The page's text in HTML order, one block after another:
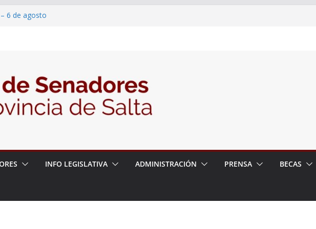
6 de agosto
– 06/08/26 – Créase el Ente Salteño
Vegetal
INFO LEGISLATIVA ADMINISTRACIÓN PRENSA BECAS